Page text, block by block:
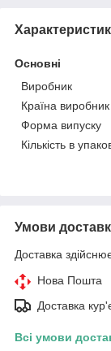
Основні
Виробник
Країна виробник
Форма випуску
Кількість в
Умови
Доставка
Нова Пошта
Доставка
Всі умови